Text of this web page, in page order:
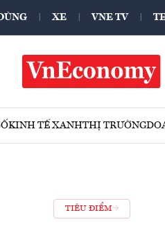
XE VNE TV
KINH TẾ XANHTHỊ TRƯỜNG
TIÊU ĐIỂM